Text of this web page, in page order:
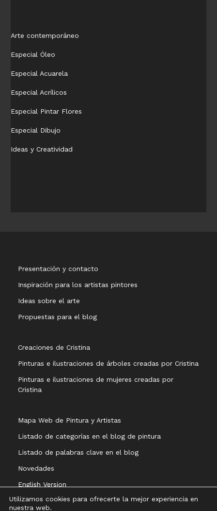
Arte contemporáneo
Especial Óleo
Especial Acuarela
Especial Acrílicos
Especial Pintar Flores
Especial Dibujo
Ideas y Creatividad
Presentación y contacto
Inspiración para los artistas pintores
Ideas sobre el arte
Propuestas para el blog
Creaciones de Cristina
Pinturas e ilustraciones de árboles creadas por Cristina
Pinturas e ilustraciones de mujeres creadas por
Cristina
Mapa Web de Pintura y Artistas
Listado de categorías en el blog de pintura
Listado de palabras clave en el blog
Novedades
English Version
Utilizamos cookies para ofrecerte la mejor experiencia en
nuestra web.